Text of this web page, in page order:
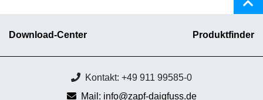
Download-Center Produktfinder
Kontakt: +49 911 99585-0
Mail: info@zapf-daigfuss.de